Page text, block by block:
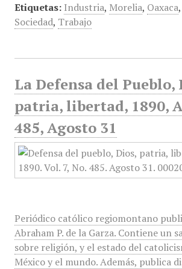
Etiquetas: Industria, Morelia, Oaxaca,
Sociedad, Trabajo
La Defensa del Pueblo,
patria, libertad, 1890,
485, Agosto 31
Periódico católico regiomontano
Abraham P. de la Garza. Contiene un
sobre religión, y el estado del
México y el mundo. Además, publica